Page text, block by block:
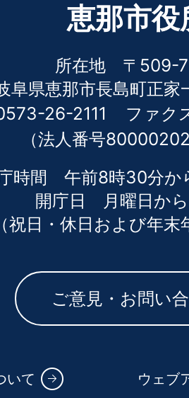
恵那市役
所在地 〒509-
阜県恵那市長島町正家
26-2111
ファ
（法人番号
時間 午前8時30分か
開庁日 月曜日か
（祝日・休日および年
ご意見・お問い
いて ウェブ